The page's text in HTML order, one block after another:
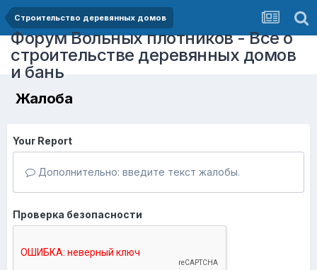
Строительство деревянных домов
Форум Вольных плотников - Все о
строительстве деревянных домов
и бань
Жалоба
Your Report
Дополнительно: введите текст жалобы.
Проверка безопасности